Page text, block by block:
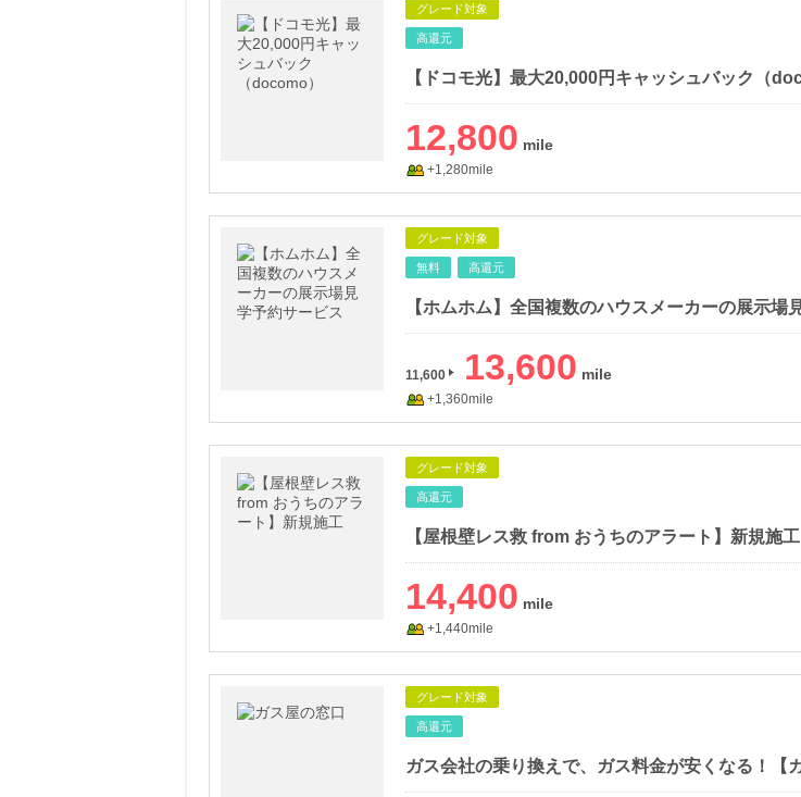
グレード対象
高還元
12,800
+1,280mile
グレード対象
無料 高還元
11,600 13,600
+1,360mile
グレード対象
高還元
【屋根壁レス救 from おうちのアラート】新規施工
14,400
+1,440mile
グレード対象
高還元